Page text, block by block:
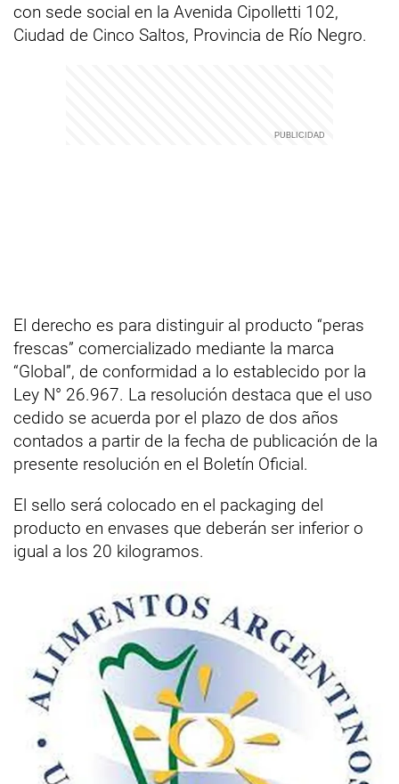
con sede social en la Avenida Cipolletti 102,
Ciudad de Cinco Saltos, Provincia de Río Negro.
El derecho es para distinguir al producto “peras
frescas” comercializado mediante la marca
“Global”, de conformidad a lo establecido por la
Ley N° 26.967. La resolución destaca que el uso
cedido se acuerda por el plazo de dos años
contados a partir de la fecha de publicación de la
presente resolución en el Boletín Oficial.
El sello será colocado en el packaging del
producto en envases que deberán ser inferior o
igual a los 20 kilogramos.